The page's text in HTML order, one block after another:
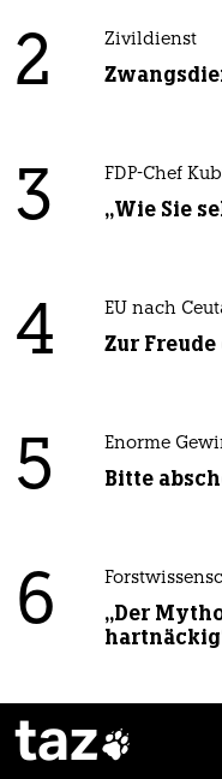
2 Zivildienst
3 FDP-Chef
„Wie Sie
4 EU nach
Zur
5 Enorme
Bitte
6
„Der
taz